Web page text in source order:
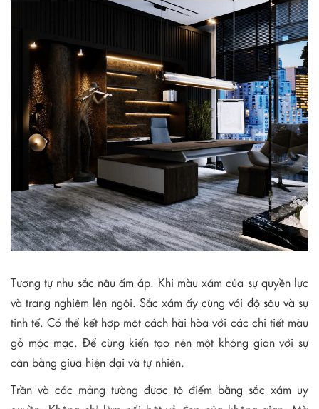
Tương tự như sắc nâu ấm áp. Khi màu xám của sự quyền lực
và trang nghiêm lên ngôi. Sắc xám ấy cùng với độ sâu và sự
tinh tế. Có thể kết hợp một cách hài hòa với các chi tiết màu
gỗ mộc mạc. Để cùng kiến tạo nên một không gian với sự
cân bằng giữa hiện đại và tự nhiên.
Trần và các mảng tường được tô điểm bằng sắc xám uy